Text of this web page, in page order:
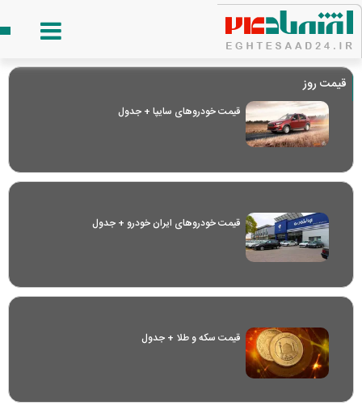
قیمت روز
قیمت خودرو‌های سایپا + جدول
قیمت خودرو‌های ایران خودرو + جدول
قیمت سکه و طلا + جدول